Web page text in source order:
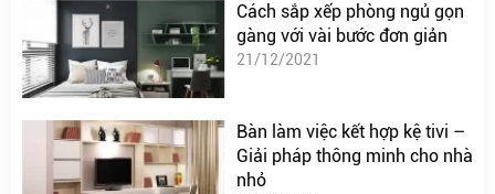
Cách sắp xếp phòng ngủ gọn
gàng với vài bước đơn giản
21/12/2021
Bàn làm việc kết hợp kệ tivi –
Giải pháp thông minh cho nhà
nhỏ